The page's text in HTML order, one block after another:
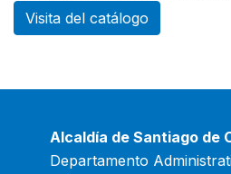
Visita del catálogo
Alcaldía de Santiago de
Departamento